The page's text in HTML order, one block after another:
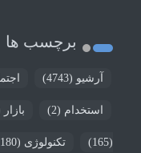
برچسب ها
آرشیو (4743)
استخدام (2) بازار
(165) تکنولوژی (180)